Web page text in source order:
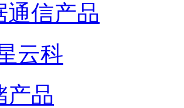
通信产品
云科
产品